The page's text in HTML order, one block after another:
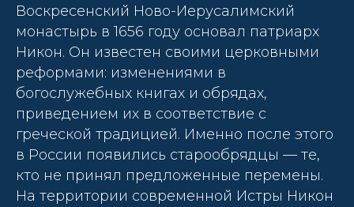
Воскресенский Ново-Иерусалимский
монастырь в 1656 году основал патриарх
Никон. Он известен своими церковными
реформами: изменениями в
богослужебных книгах и обрядах,
приведением их в соответствие с
греческой традицией. Именно после этого
в России появились старообрядцы — те,
кто не принял предложенные перемены.
На территории современной Истры Никон